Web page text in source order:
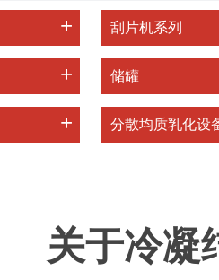
+ 刮片机系列
+ 储罐
+ 分散均质乳化设
关于冷凝